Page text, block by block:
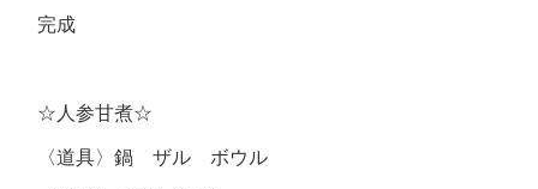
完成
☆人参甘煮☆
〈道具〉鍋 ザル ボウル